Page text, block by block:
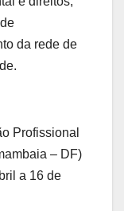
da rede de
Profissional
– DF)
a 16 de